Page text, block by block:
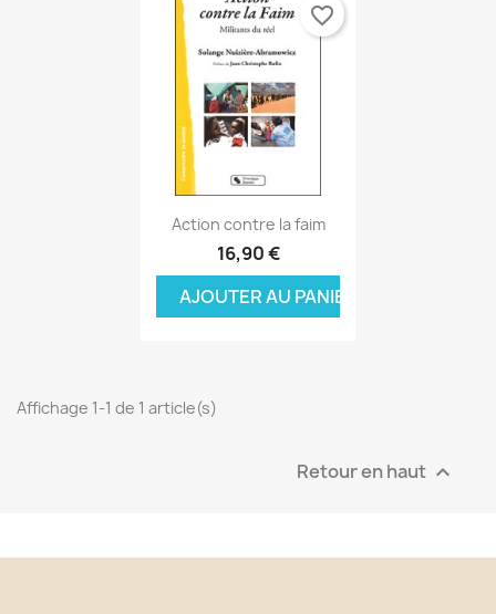
Aperçu rapide
Action contre la faim
16,90 €
AJOUTER AU PANIER
favorite_border
Affichage 1-1 de 1 article(s)
Retour en haut 